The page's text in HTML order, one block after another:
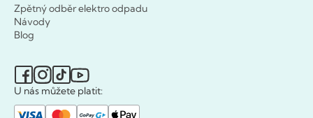
Zpětný odběr elektro odpadu
Návody
Blog
U nás můžete platit: